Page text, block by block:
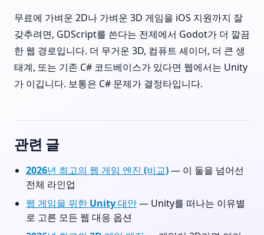
무료에 가벼운 2D나 가벼운 3D 게임을 iOS 지원까지 잘
갖추려면, GDScript를 쓴다는 전제에서 Godot가 더 깔끔
한 웹 경로입니다. 더 무거운 3D, 컴퓨트 셰이더, 더 큰 생
태계, 또는 기존 C# 코드베이스가 있다면 웹에서는 Unity
가 이깁니다. 보통은 C# 문제가 결정타입니다.
관련 글
2026년 최고의 웹 게임 엔진 (비교)— 이 둘을 넘어선
전체 라인업
웹 게임을 위한 Unity 대안— Unity를 떠나는 이유별
로 고른 모든 웹 대응 옵션